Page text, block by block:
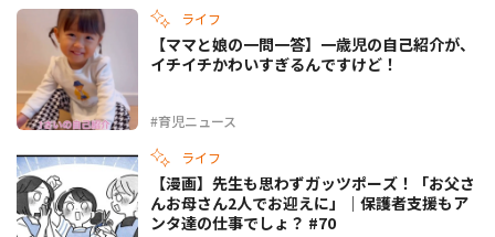
ライフ
#育児ニュース
【ママと娘の一問一答】一歳児の自己紹介が、
イチイチかわいすぎるんですけど！
ライフ
【漫画】先生も思わずガッツポーズ！「お父さ
んお母さん2人でお迎えに」｜保護者支援もア
ンタ達の仕事でしょ？ #70